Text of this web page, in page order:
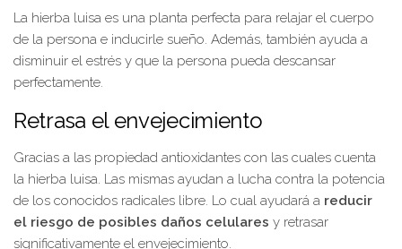
La hierba luisa es una planta perfecta para relajar el cuerpo
de la persona e inducirle sueño. Además, también ayuda a
disminuir el estrés y que la persona pueda descansar
perfectamente.
Retrasa el envejecimiento
Gracias a las propiedad antioxidantes con las cuales cuenta
la hierba luisa. Las mismas ayudan a lucha contra la potencia
de los conocidos radicales libre. Lo cual ayudará a reducir
el riesgo de posibles daños celulares y retrasar
significativamente el envejecimiento.